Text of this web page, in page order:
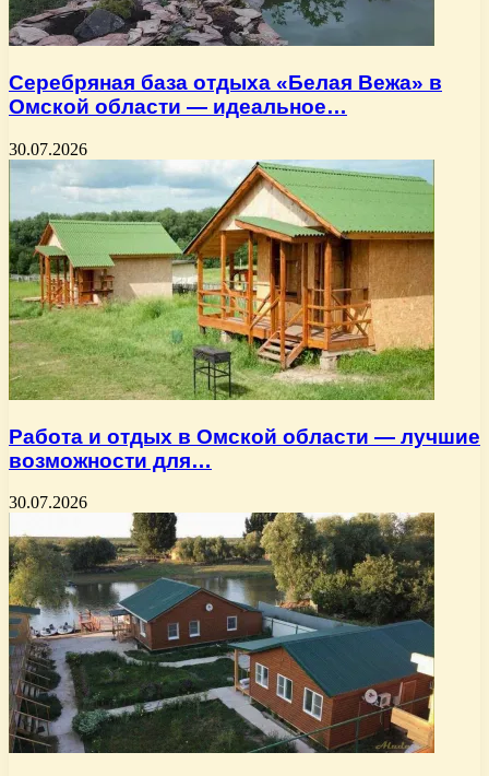
Серебряная база отдыха «Белая Вежа» в
Омской области — идеальное…
30.07.2026
Работа и отдых в Омской области — лучшие
возможности для…
30.07.2026